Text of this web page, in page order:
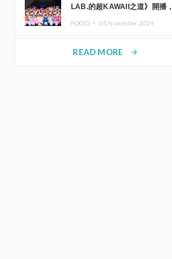
LAB.的超KAWAII之道》開播，
FOOD ・ 05.November.2024
READ MORE arrow_forward